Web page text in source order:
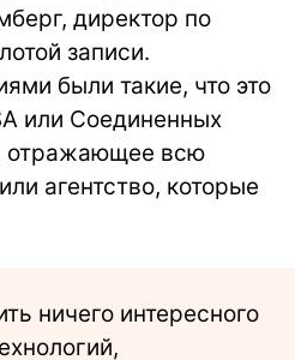
директор по
записи.
были такие, что это
или Соединенных
отражающее всю
агентство, которые
ничего интересного